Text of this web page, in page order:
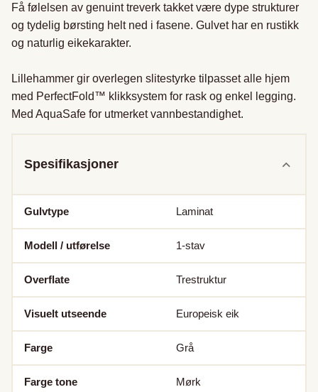
Få følelsen av genuint treverk takket være dype strukturer
og tydelig børsting helt ned i fasene. Gulvet har en rustikk
og naturlig eikekarakter.
Lillehammer gir overlegen slitestyrke tilpasset alle hjem
med PerfectFold™ klikksystem for rask og enkel legging.
Med AquaSafe for utmerket vannbestandighet.
Spesifikasjoner
Gulvtype Laminat
Modell / utførelse 1-stav
Overflate Trestruktur
Visuelt utseende Europeisk eik
Farge Grå
Farge tone Mørk